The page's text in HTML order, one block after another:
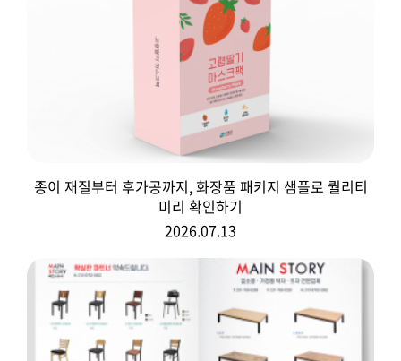
종이 재질부터 후가공까지, 화장품 패키지 샘플로 퀄리티
미리 확인하기
2026.07.13